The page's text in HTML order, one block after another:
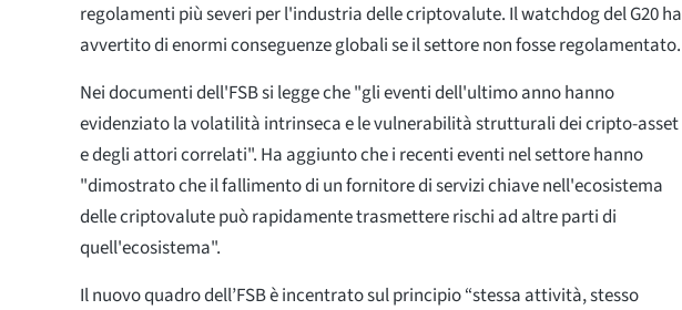
regolamenti più severi per l'industria delle criptovalute. Il watchdog del G20 ha
avvertito di enormi conseguenze globali se il settore non fosse regolamentato.
Nei documenti dell'FSB si legge che "gli eventi dell'ultimo anno hanno
evidenziato la volatilità intrinseca e le vulnerabilità strutturali dei cripto-asset
e degli attori correlati". Ha aggiunto che i recenti eventi nel settore hanno
"dimostrato che il fallimento di un fornitore di servizi chiave nell'ecosistema
delle criptovalute può rapidamente trasmettere rischi ad altre parti di
quell'ecosistema".
Il nuovo quadro dell’FSB è incentrato sul principio “stessa attività, stesso